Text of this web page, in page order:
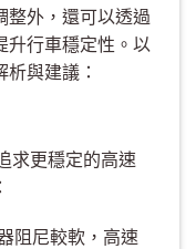
整外，還可以透過
升行車穩定性。以
與建議：
求更穩定的高速
阻尼較軟，高速